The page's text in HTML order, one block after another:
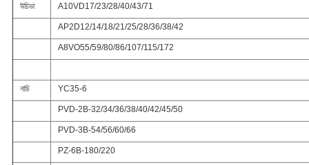
উচিডা A10VD17/23/28/40/43/71
AP2D12/14/18/21/25/28/36/38/42
A8VO55/59/80/86/107/115/172
নাচি YC35-6
PVD-2B-32/34/36/38/40/42/45/50
PVD-3B-54/56/60/66
PZ-6B-180/220